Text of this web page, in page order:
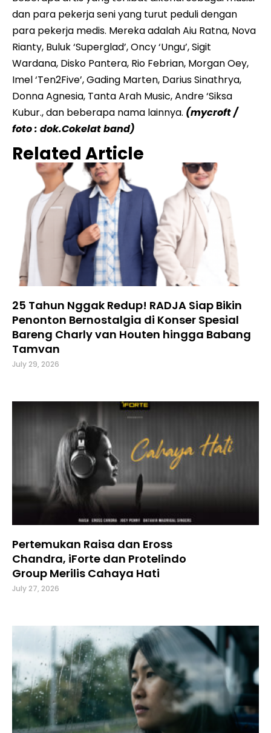
dan para pekerja seni yang turut peduli dengan
para pekerja medis. Mereka adalah Aiu Ratna, Nova
Rianty, Buluk ‘Superglad’, Oncy ‘Ungu’, Sigit
Wardana, Disko Pantera, Rio Febrian, Morgan Oey,
Imel ‘Ten2Five’, Gading Marten, Darius Sinathrya,
Donna Agnesia, Tanta Arah Music, Andre ‘Siksa
Kubur., dan beberapa nama lainnya. (mycroft /
foto : dok.Cokelat band)
Related Article
25 Tahun Nggak Redup! RADJA Siap Bikin
Penonton Bernostalgia di Konser Spesial
Bareng Charly van Houten hingga Babang
Tamvan
July 29, 2026
Pertemukan Raisa dan Eross
Chandra, iForte dan Protelindo
Group Merilis Cahaya Hati
July 27, 2026